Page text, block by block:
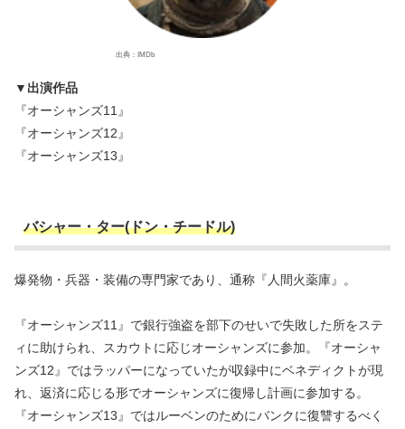
出典：IMDb
▼出演作品
『オーシャンズ11』
『オーシャンズ12』
『オーシャンズ13』
バシャー・ター(ドン・チードル)
爆発物・兵器・装備の専門家であり、通称『人間火薬庫』。
『オーシャンズ11』で銀行強盗を部下のせいで失敗した所をステ
ィに助けられ、スカウトに応じオーシャンズに参加。『オーシャ
ンズ12』ではラッパーになっていたが収録中にベネディクトが現
れ、返済に応じる形でオーシャンズに復帰し計画に参加する。
『オーシャンズ13』ではルーベンのためにバンクに復讐するべく